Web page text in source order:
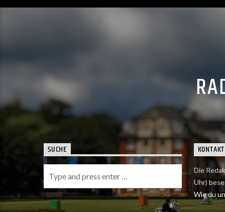
SUCHE KONTAKT
Die
Uhr)
Wie du